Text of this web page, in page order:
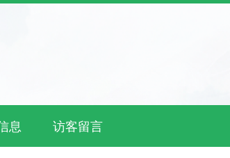
息 访客留言